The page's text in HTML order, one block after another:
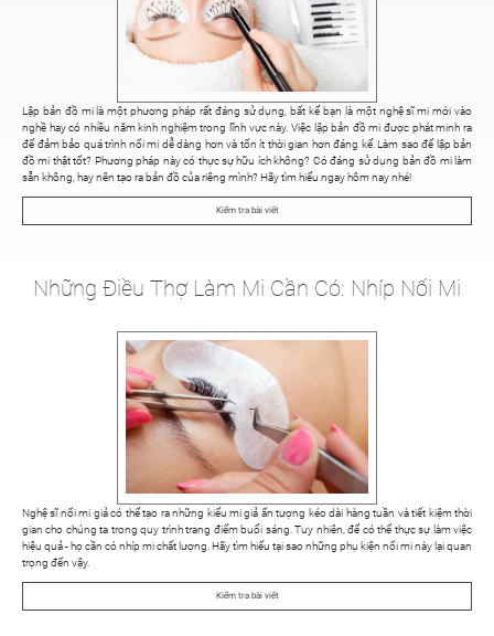
Lập bản đồ mi là một phương pháp rất đáng sử dụng, bất kể bạn là một nghệ sĩ mi mới vào
nghề hay có nhiều năm kinh nghiệm trong lĩnh vực này. Việc lập bản đồ mi được phát minh ra
để đảm bảo quá trình nối mi dễ dàng hơn và tốn ít thời gian hơn đáng kể. Làm sao để lập bản
đồ mi thật tốt? Phương pháp này có thực sự hữu ích không? Có đáng sử dụng bản đồ mi làm
sẵn không, hay nên tạo ra bản đồ của riêng mình? Hãy tìm hiểu ngay hôm nay nhé!
Kiểm tra bài viết
Những Điều Thợ Làm Mi Cần Có: Nhíp Nối Mi
Nghệ sĩ nối mi giả có thể tạo ra những kiểu mi giả ấn tượng kéo dài hàng tuần và tiết kiệm thời
gian cho chúng ta trong quy trình trang điểm buổi sáng. Tuy nhiên, để có thể thực sự làm việc
hiệu quả - họ cần có nhíp mi chất lượng. Hãy tìm hiểu tại sao những phụ kiện nối mi này lại quan
trọng đến vậy.
Kiểm tra bài viết